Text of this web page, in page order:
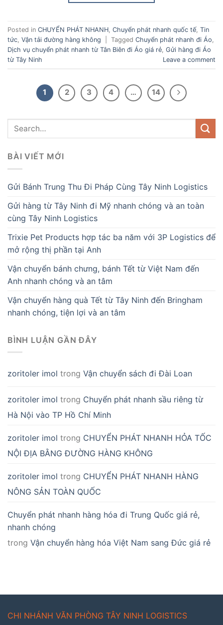
Posted in CHUYỂN PHÁT NHANH Chuyển phát nhanh quốc tế Tin
tức Vận tải đường hàng không Tagged Chuyển phát nhanh đi Áo
Dịch vụ chuyển phát nhanh từ Tân Biên đi Áo giá rẻ Gửi hàng đi Áo
từ Tây Ninh
Leave a comment
1 2 3 4 … 14
BÀI VIẾT MỚI
Gửi Bánh Trung Thu Đi Pháp Cùng Tây Ninh Logistics
Gửi hàng từ Tây Ninh đi Mỹ nhanh chóng và an toàn
cùng Tây Ninh Logistics
Trixie Pet Products hợp tác ba năm với 3P Logistics để
mở rộng thị phần tại Anh
Vận chuyển bánh chưng, bánh Tết từ Việt Nam đến
Anh nhanh chóng và an tâm
Vận chuyển hàng quà Tết từ Tây Ninh đến Bringham
nhanh chóng, tiện lợi và an tâm
BÌNH LUẬN GẦN ĐÂY
zoritoler imol trong Vận chuyển sách đi Đài Loan
zoritoler imol trong Chuyển phát nhanh sầu riêng từ
Hà Nội vào TP Hồ Chí Minh
zoritoler imol trong CHUYỂN PHÁT NHANH HỎA TỐC
NỘI ĐỊA BẰNG ĐƯỜNG HÀNG KHÔNG
zoritoler imol trong CHUYỂN PHÁT NHANH HÀNG
NÔNG SẢN TOÀN QUỐC
Chuyển phát nhanh hàng hóa đi Trung Quốc giá rẻ,
nhanh chóng
trong Vận chuyển hàng hóa Việt Nam sang Đức giá rẻ
CHI NHÁNH VĂN PHÒNG TÂY NINH LOGISTICS